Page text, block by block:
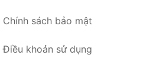
Chính sách bảo mật
Điều khoản sử dụng